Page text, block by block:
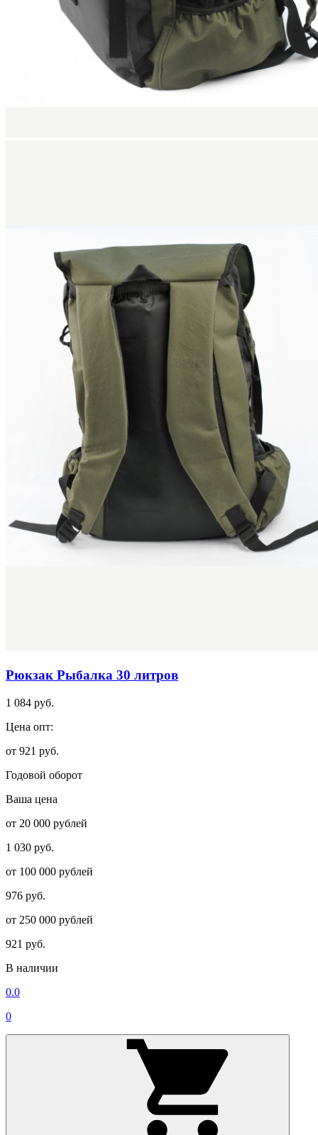
Рюкзак Рыбалка 30 литров
1 084 руб.
Цена опт:
от 921 руб.
Годовой оборот
Ваша цена
от 20 000 рублей
1 030 руб.
от 100 000 рублей
976 руб.
от 250 000 рублей
921 руб.
В наличии
0.0
0